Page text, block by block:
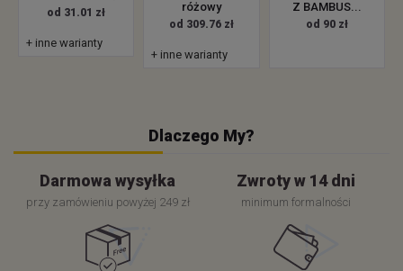
od 31.01 zł
+ inne warianty
różowy
od 309.76 zł
+ inne warianty
Z BAMBUS...
od 90 zł
Dlaczego My?
Darmowa wysyłka
przy zamówieniu powyżej 249 zł
Zwroty w 14 dni
minimum formalności